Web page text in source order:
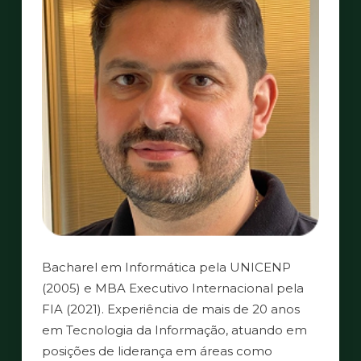
Bacharel em Informática pela UNICENP
(2005) e MBA Executivo Internacional pela
FIA (2021). Experiência de mais de 20 anos
em Tecnologia da Informação, atuando em
posições de liderança em áreas como